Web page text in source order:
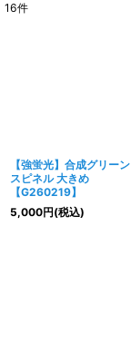
16件
【強蛍光】合成グリーン
スピネル 大きめ
【G260219】
5,000円(税込)